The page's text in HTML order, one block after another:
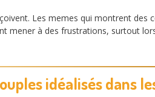
Les memes qui montrent des
mener à des frustrations, surtout
idéalisés dans